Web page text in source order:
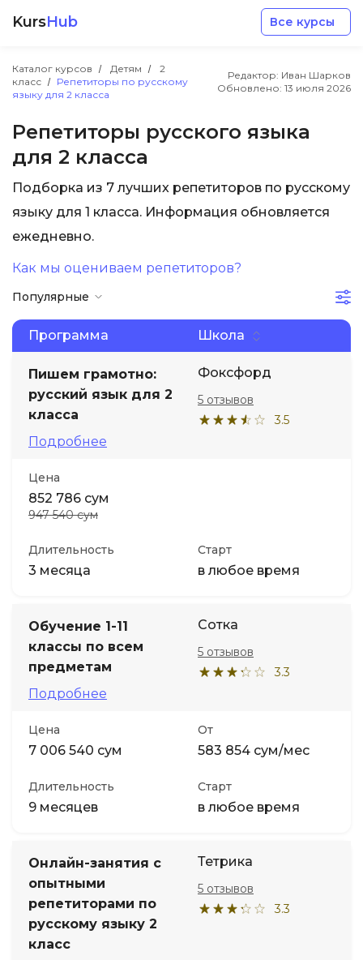
KursHub Все курсы
Каталог курсов Детям
2
класс
Репетиторы по русскому
языку для 2 класса
Редактор: Иван Шарков
Обновлено: 13 июля 2026
Репетиторы русского языка
для 2 класса
Подборка из 7 лучших репетиторов по русскому
языку для 1 класса. Информация обновляется
ежедневно.
Как мы оцениваем репетиторов?
Популярные
Программа Школа
Пишем грамотно:
русский язык для 2
класса
Подробнее
Фоксфорд
3.5
5 отзывов
Цена
852 786 сум
947 540 сум
Длительность
3 месяца
Старт
в любое время
Обучение 1-11
классы по всем
предметам
Подробнее
Сотка
3.3
5 отзывов
Цена
7 006 540 сум
От
583 854 сум/мес
Длительность
9 месяцев
Старт
в любое время
Онлайн-занятия с
опытными
репетиторами по
русскому языку 2
класс
Тетрика
3.3
5 отзывов
Маркетинг
Дизайн
Менеджмент
Иностранные языки
Soft Skills
ДПО